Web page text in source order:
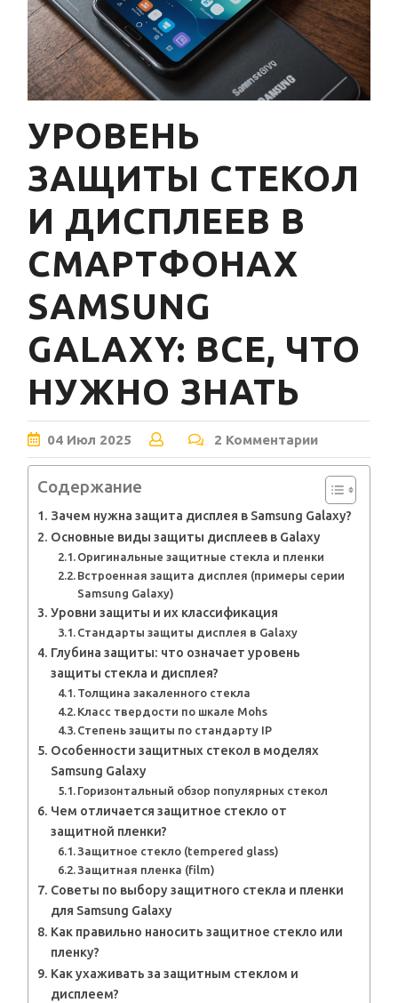
УРОВЕНЬ
ЗАЩИТЫ СТЕКОЛ
И ДИСПЛЕЕВ В
СМАРТФОНАХ
SAMSUNG
GALAXY: ВСЕ, ЧТО
НУЖНО ЗНАТЬ
04 Июл 2025 2 Комментарии
Содержание
Зачем нужна защита дисплея в Samsung Galaxy?
Основные виды защиты дисплеев в Galaxy
Оригинальные защитные стекла и пленки
Встроенная защита дисплея (примеры серии
Samsung Galaxy)
Уровни защиты и их классификация
Стандарты защиты дисплея в Galaxy
Глубина защиты: что означает уровень
защиты стекла и дисплея?
Толщина закаленного стекла
Класс твердости по шкале Mohs
Степень защиты по стандарту IP
Особенности защитных стекол в моделях
Samsung Galaxy
Горизонтальный обзор популярных стекол
Чем отличается защитное стекло от
защитной пленки?
Защитное стекло (tempered glass)
Защитная пленка (film)
Советы по выбору защитного стекла и пленки
для Samsung Galaxy
Как правильно наносить защитное стекло или
пленку?
Как ухаживать за защитным стеклом и
дисплеем?